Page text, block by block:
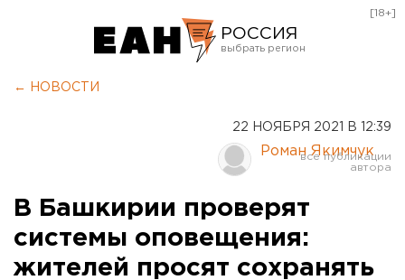
РОССИЯ
Курган
Оренбург
[18+]
← НОВОСТИ
22 НОЯБРЯ 2021 В 12:39
Роман Якимчук
В Башкирии проверят
системы оповещения:
жителей просят сохранять